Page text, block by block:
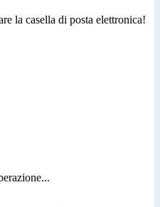
la casella di posta elettronica!